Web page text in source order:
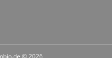
© 2026